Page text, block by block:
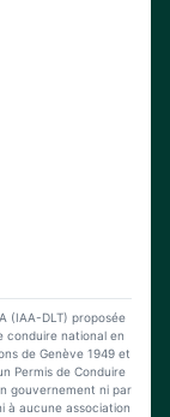
(IAA-DLT) proposée
conduire national en
de Genève 1949 et
Permis de Conduire
gouvernement ni par
à aucune association